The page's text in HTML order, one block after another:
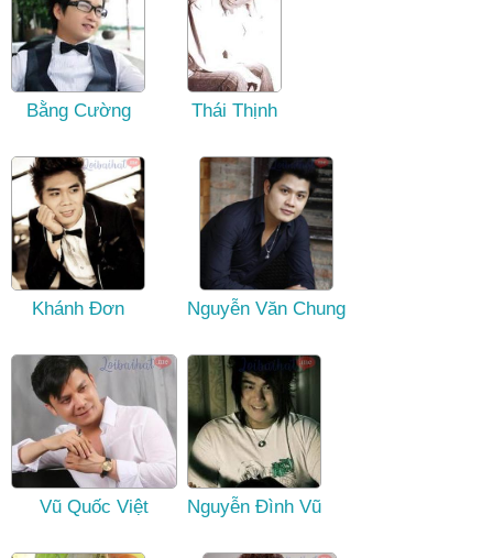
Bằng Cường Thái Thịnh
Khánh Đơn Nguyễn Văn Chung
Vũ Quốc Việt Nguyễn Đình Vũ